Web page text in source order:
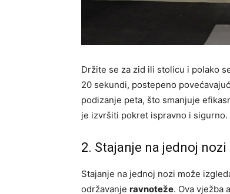
Držite se za zid ili stolicu i polako
20 sekundi, postepeno
podizanje peta, što smanjuje
je izvršiti pokret ispravno i sigurno.
2. Stajanje na jednoj
Stajanje na jednoj nozi može
održavanje ravnoteže. Ova vježba